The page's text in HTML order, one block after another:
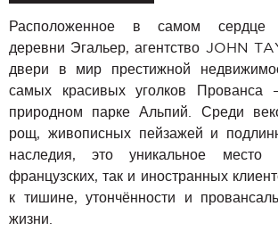
Расположенное в самом сердце
деревни Эгальер, агентство JOHN
двери в мир престижной
самых красивых уголков Прованса
природном парке Альпий. Среди
рощ, живописных пейзажей и
наследия, это уникальное место
французских, так и иностранных
к тишине, утончённости и
жизни.